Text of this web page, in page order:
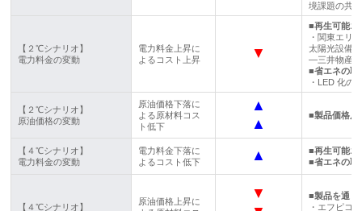
境課題の共
【２℃シナリオ】
電力料金の変動
電力料金上昇に
よるコスト上昇
▼
■再生可能エ
・関東エリ
太陽光設備
―三井物産プ
■省エネの取
・LED 化の
【２℃シナリオ】
原油価格の変動
原油価格下落に
よる原材料コス
ト低下
▲
▲
■製品価格反
【４℃シナリオ】
電力料金の変動
電力料金下落に
よるコスト低下
▲
■再生可能エ
■省エネの取
【４℃シナリオ】
原油価格上昇に
▼
■製品を通じ
・エフピコ